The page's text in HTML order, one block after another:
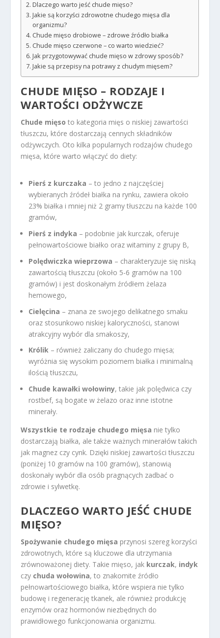
Dlaczego warto jeść chude mięso?
Jakie są korzyści zdrowotne chudego mięsa dla
organizmu?
Chude mięso drobiowe – zdrowe źródło białka
Chude mięso czerwone – co warto wiedzieć?
Jak przygotowywać chude mięso w zdrowy sposób?
Jakie są przepisy na potrawy z chudym mięsem?
CHUDE MIĘSO – RODZAJE I
WARTOŚCI ODŻYWCZE
Chude mięso to kategoria mięs o niskiej zawartości
tłuszczu, które dostarczają cennych składników
odżywczych. Oto kilka popularnych rodzajów chudego
mięsa, które warto włączyć do diety:
Pierś z kurczaka – to jedno z najczęściej
wybieranych źródeł białka na rynku, zawiera około
23% białka i mniej niż 2 gramy tłuszczu na każde 100
gramów,
Pierś z indyka – podobnie jak kurczak, oferuje
pełnowartościowe białko oraz witaminy z grupy B,
Polędwiczka wieprzowa – charakteryzuje się niską
zawartością tłuszczu (około 5-6 gramów na 100
gramów) i jest doskonałym źródłem żelaza
hemowego,
Cielęcina – znana ze swojego delikatnego smaku
oraz stosunkowo niskiej kaloryczności, stanowi
atrakcyjny wybór dla smakoszy,
Królik – również zaliczany do chudego mięsa;
wyróżnia się wysokim poziomem białka i minimalną
ilością tłuszczu,
Chude kawałki wołowiny, takie jak polędwica czy
rostbef, są bogate w żelazo oraz inne istotne
minerały.
Wszystkie te rodzaje chudego mięsa nie tylko
dostarczają białka, ale także ważnych minerałów takich
jak magnez czy cynk. Dzięki niskiej zawartości tłuszczu
(poniżej 10 gramów na 100 gramów), stanowią
doskonały wybór dla osób pragnących zadbać o
zdrowie i sylwetkę.
DLACZEGO WARTO JEŚĆ CHUDE
MIĘSO?
Spożywanie chudego mięsa przynosi szereg korzyści
zdrowotnych, które są kluczowe dla utrzymania
zrównoważonej diety. Takie mięso, jak kurczak, indyk
czy chuda wołowina, to znakomite źródło
pełnowartościowego białka, które wspiera nie tylko
budowę i regenerację tkanek, ale również produkcję
enzymów oraz hormonów niezbędnych do
prawidłowego funkcjonowania organizmu.